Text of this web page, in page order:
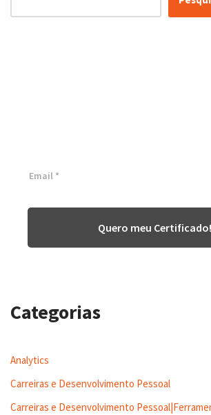
Quero meu Certificado!
Categorias
Analytics
Carreiras e Desenvolvimento Pessoal
Carreiras e Desenvolvimento